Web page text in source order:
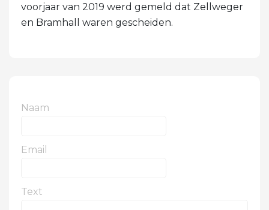
voorjaar van 2019 werd gemeld dat Zellweger
en Bramhall waren gescheiden.
Naam
Email
Text